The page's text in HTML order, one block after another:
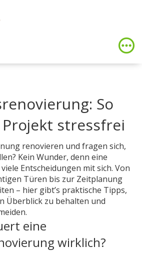
So
stressfrei
renovieren und fragen sich,
Kein Wunder, denn eine
Entscheidungen mit sich. Von
Türen bis zur Zeitplanung
– hier gibt’s praktische Tipps,
Überblick zu behalten und
eine
wirklich?